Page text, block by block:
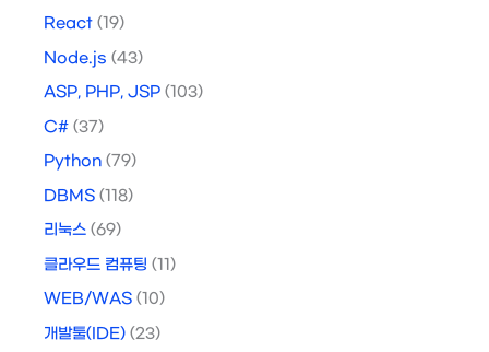
React (19)
Node.js (43)
ASP, PHP, JSP (103)
C# (37)
Python (79)
DBMS (118)
리눅스 (69)
클라우드 컴퓨팅 (11)
WEB/WAS (10)
개발툴(IDE) (23)